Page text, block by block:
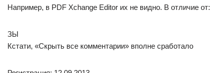
Например, в PDF Xchange Editor их не видно. В отличие от:
ЗЫ
Кстати, «Скрыть все комментарии» вполне сработало